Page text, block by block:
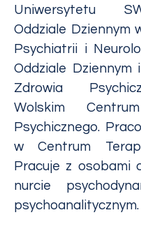
Uniwersytetu
Oddziale Dziennym
Psychiatrii i
Oddziale Dziennym
Zdrowia
Wolskim
Psychicznego.
w Centrum
Pracuje z osobami
nurcie
psychoanalitycznym.